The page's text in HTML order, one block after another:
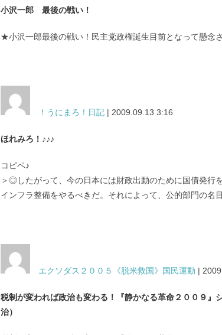
小沢一郎 最後の戦い！
★小沢一郎最後の戦い！民主党政権誕生目前となって懸念
！うにまろ！日記 | 2009.09.13 3:16
ほれみろ！♪♪♪
コピペ♪
＞◎したがって、今の日本には財政出動のために国債発行
インフラ整備をやるべきだ。それによって、公的部門の名
エクソダス２００５《脱米救国》国民運動 |
税制が変われば政治も変わる！『静かなる革命２００９』
治）